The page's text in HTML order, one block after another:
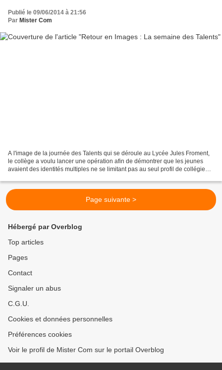
Publié le 09/06/2014 à 21:56
Par Mister Com
A l'image de la journée des Talents qui se déroule au Lycée Jules Froment,
le collège a voulu lancer une opération afin de démontrer que les jeunes
avaient des identités multiples ne se limitant pas au seul profil de collégien.
Page suivante >
Hébergé par Overblog
Top articles
Pages
Contact
Signaler un abus
C.G.U.
Cookies et données personnelles
Préférences cookies
Voir le profil de Mister Com sur le portail Overblog